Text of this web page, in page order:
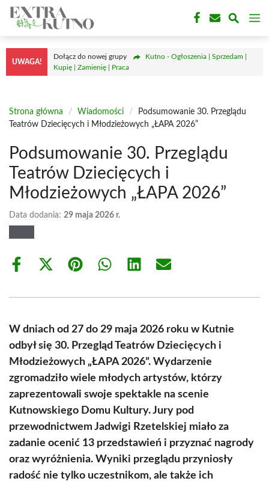
Przejdź
treści
UWAGA!
Dołącz do nowej grupy
Kutno - Ogłoszenia | Sprzedam |
Kupię | Zamienię | Praca
Strona główna / Wiadomości /
Podsumowanie 30. Przeglądu
Teatrów Dziecięcych i Młodzieżowych „ŁAPA 2026”
Podsumowanie 30. Przeglądu
Teatrów Dziecięcych i
Młodzieżowych „ŁAPA 2026”
Data dodania: 29 maja 2026 r.
Share
Share
(Twitter)
Share Share Share Share
W dniach od 27 do 29 maja 2026 roku w Kutnie
odbył się 30. Przegląd Teatrów Dziecięcych i
Młodzieżowych „ŁAPA 2026”. Wydarzenie
zgromadziło wiele młodych artystów, którzy
zaprezentowali swoje spektakle na scenie
Kutnowskiego Domu Kultury. Jury pod
przewodnictwem Jadwigi Rzetelskiej miało za
zadanie ocenić 13 przedstawień i przyznać nagrody
oraz wyróżnienia. Wyniki przeglądu przyniosły
radość nie tylko uczestnikom, ale także ich